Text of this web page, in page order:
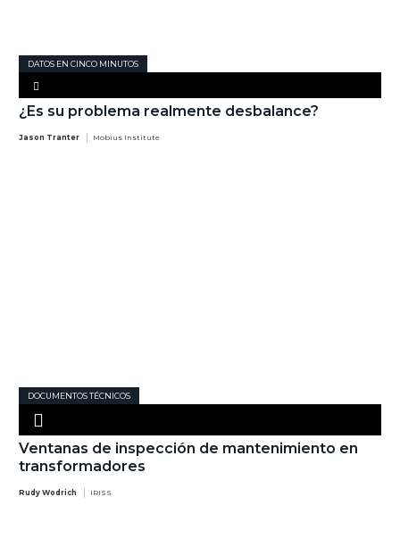
DATOS EN CINCO MINUTOS
¿Es su problema realmente desbalance?
Jason Tranter Mobius Institute
DOCUMENTOS TÉCNICOS
Ventanas de inspección de mantenimiento en
transformadores
Rudy Wodrich IRISS